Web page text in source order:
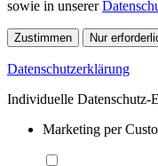
sowie in unserer
Zustimmen Nur
Datenschutzerklärung
Individuelle Datenschutz-
Marketing per